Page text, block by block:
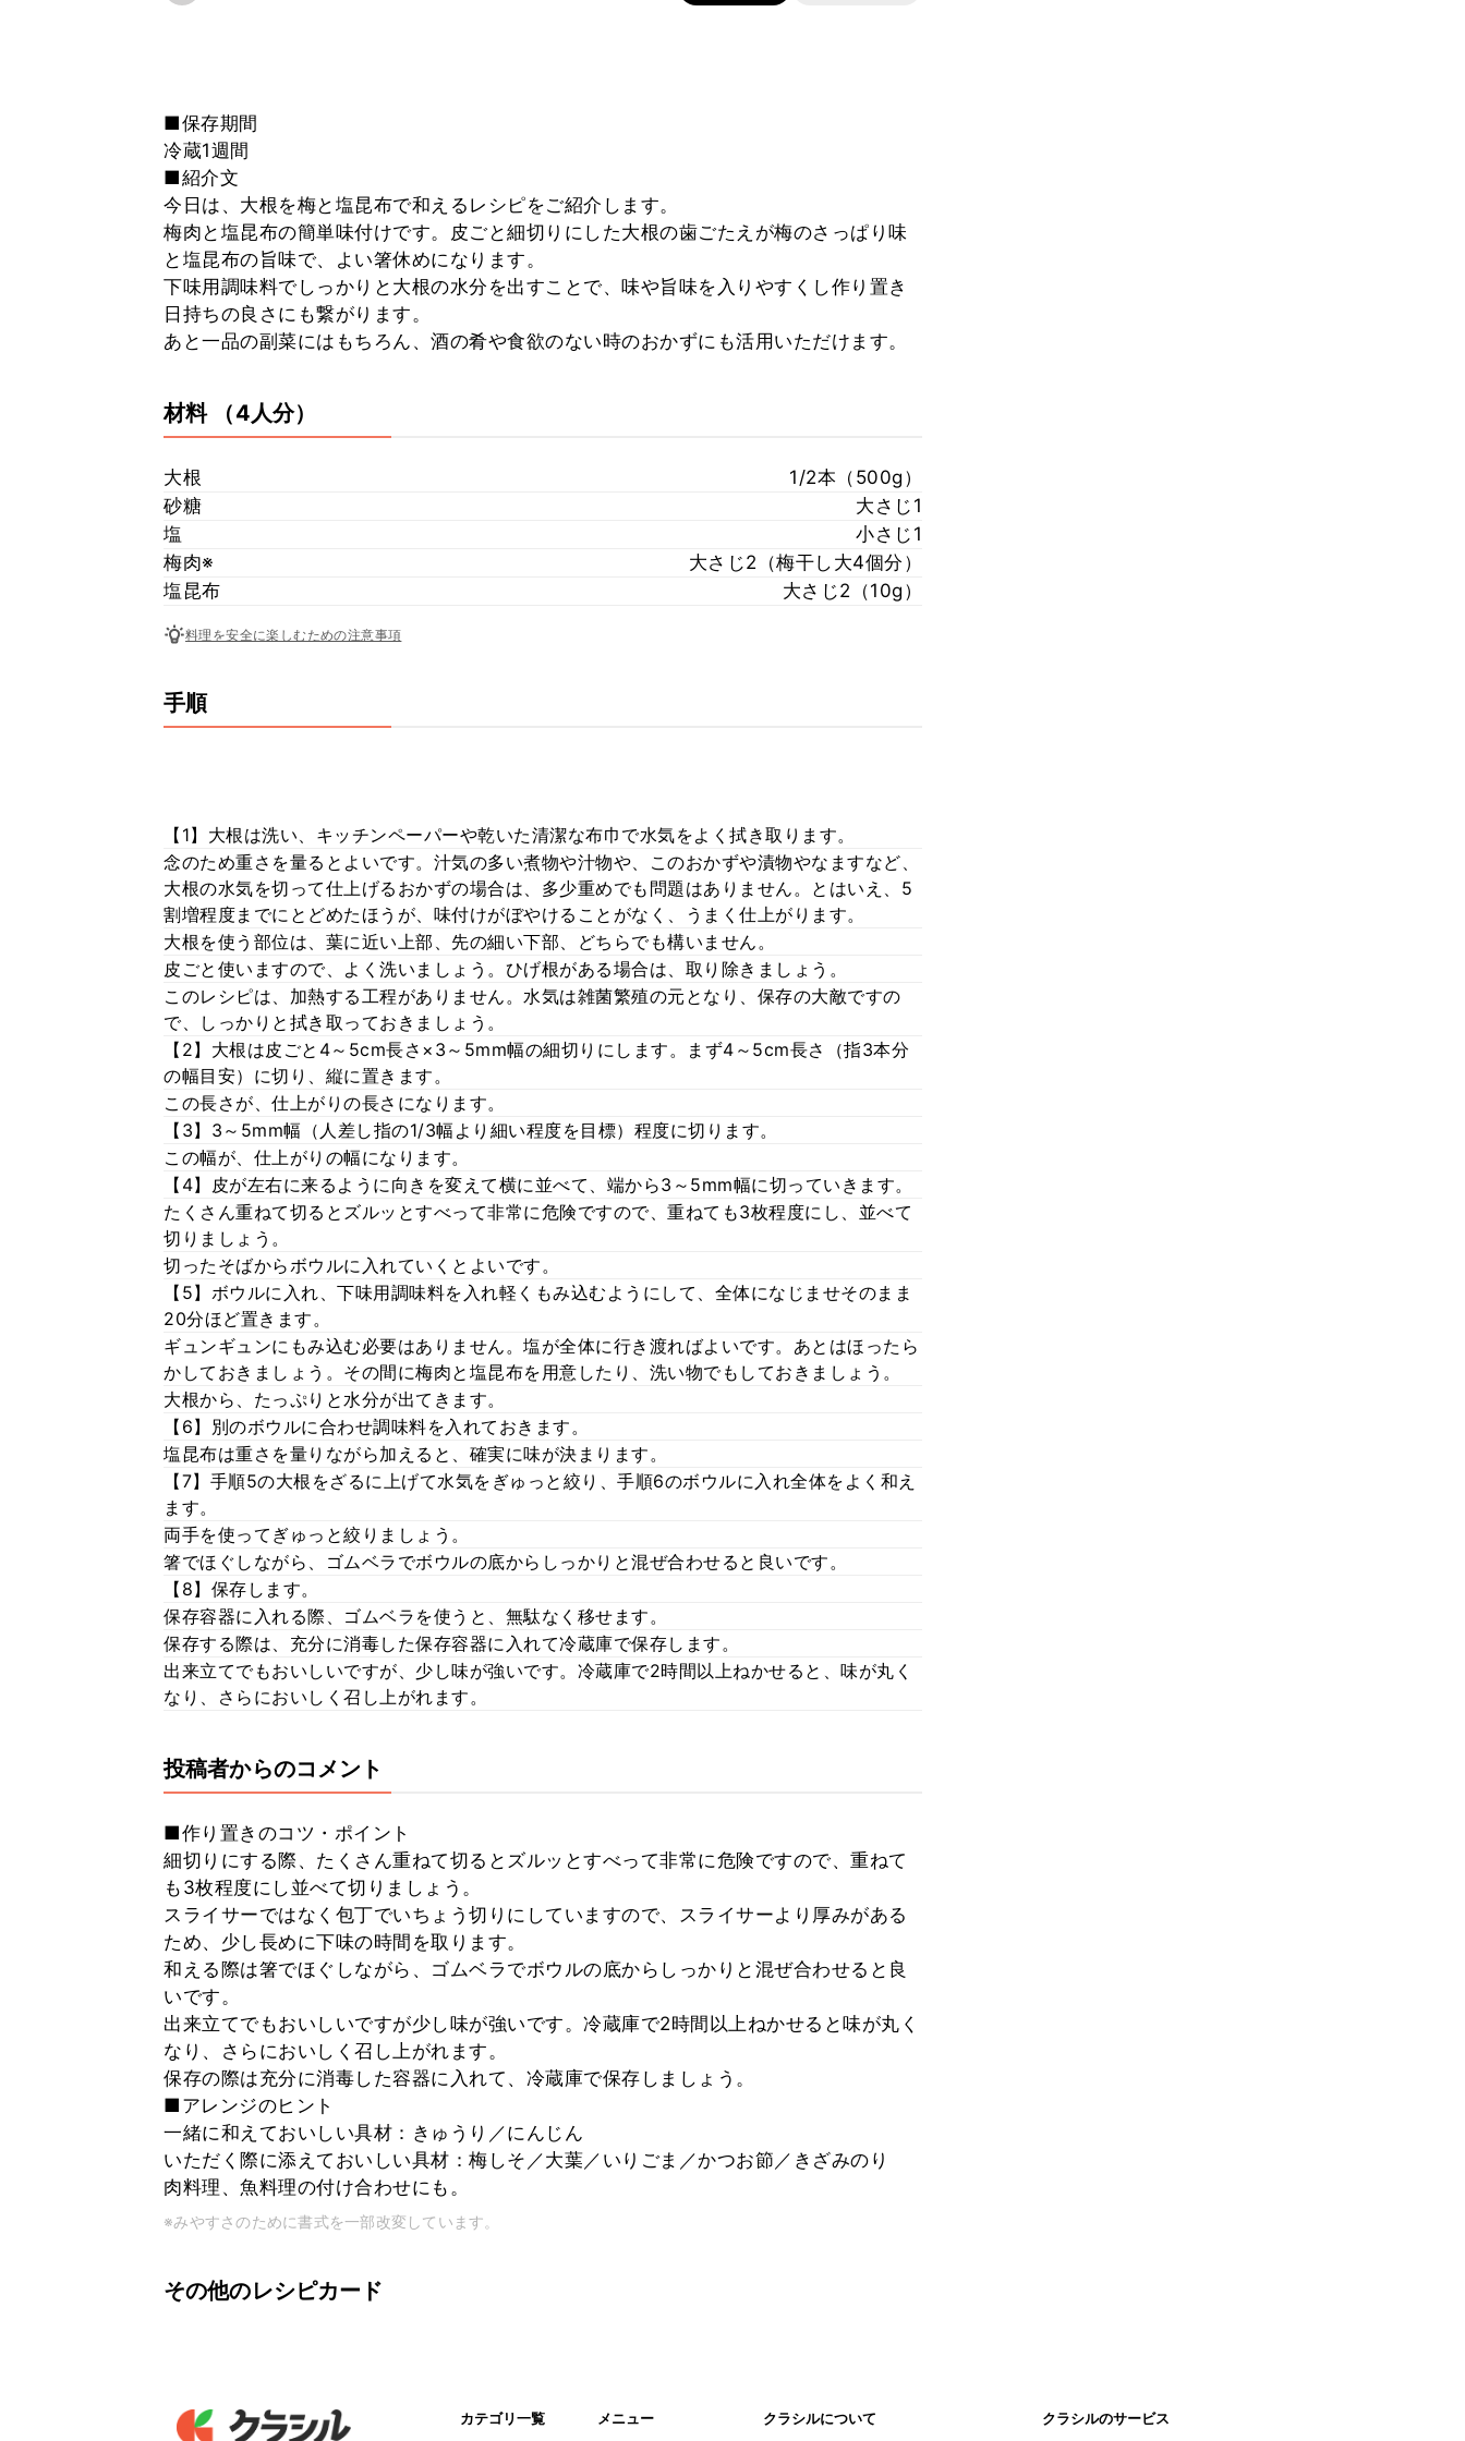
■保存期間
冷蔵1週間
■紹介文
今日は、大根を梅と塩昆布で和えるレシピをご紹介します。
梅肉と塩昆布の簡単味付けです。皮ごと細切りにした大根の歯ごたえが梅のさっぱり味
と塩昆布の旨味で、よい箸休めになります。
下味用調味料でしっかりと大根の水分を出すことで、味や旨味を入りやすくし作り置き
日持ちの良さにも繋がります。
あと一品の副菜にはもちろん、酒の肴や食欲のない時のおかずにも活用いただけます。
材料 （4人分）
大根
1/2本（500g）
砂糖
大さじ1
塩
小さじ1
梅肉※
大さじ2（梅干し大4個分）
塩昆布
大さじ2（10g）
料理を安全に楽しむための注意事項
手順
【1】大根は洗い、キッチンペーパーや乾いた清潔な布巾で水気をよく拭き取ります。
念のため重さを量るとよいです。汁気の多い煮物や汁物や、このおかずや漬物やなますなど、
大根の水気を切って仕上げるおかずの場合は、多少重めでも問題はありません。とはいえ、5
割増程度までにとどめたほうが、味付けがぼやけることがなく、うまく仕上がります。
大根を使う部位は、葉に近い上部、先の細い下部、どちらでも構いません。
皮ごと使いますので、よく洗いましょう。ひげ根がある場合は、取り除きましょう。
このレシピは、加熱する工程がありません。水気は雑菌繁殖の元となり、保存の大敵ですの
で、しっかりと拭き取っておきましょう。
【2】大根は皮ごと4～5cm長さ×3～5mm幅の細切りにします。まず4～5cm長さ（指3本分
の幅目安）に切り、縦に置きます。
この長さが、仕上がりの長さになります。
【3】3～5mm幅（人差し指の1/3幅より細い程度を目標）程度に切ります。
この幅が、仕上がりの幅になります。
【4】皮が左右に来るように向きを変えて横に並べて、端から3～5mm幅に切っていきます。
たくさん重ねて切るとズルッとすべって非常に危険ですので、重ねても3枚程度にし、並べて
切りましょう。
切ったそばからボウルに入れていくとよいです。
【5】ボウルに入れ、下味用調味料を入れ軽くもみ込むようにして、全体になじませそのまま
20分ほど置きます。
ギュンギュンにもみ込む必要はありません。塩が全体に行き渡ればよいです。あとはほったら
かしておきましょう。その間に梅肉と塩昆布を用意したり、洗い物でもしておきましょう。
大根から、たっぷりと水分が出てきます。
【6】別のボウルに合わせ調味料を入れておきます。
塩昆布は重さを量りながら加えると、確実に味が決まります。
【7】手順5の大根をざるに上げて水気をぎゅっと絞り、手順6のボウルに入れ全体をよく和え
ます。
両手を使ってぎゅっと絞りましょう。
箸でほぐしながら、ゴムベラでボウルの底からしっかりと混ぜ合わせると良いです。
【8】保存します。
保存容器に入れる際、ゴムベラを使うと、無駄なく移せます。
保存する際は、充分に消毒した保存容器に入れて冷蔵庫で保存します。
出来立てでもおいしいですが、少し味が強いです。冷蔵庫で2時間以上ねかせると、味が丸く
なり、さらにおいしく召し上がれます。
投稿者からのコメント
■作り置きのコツ・ポイント
細切りにする際、たくさん重ねて切るとズルッとすべって非常に危険ですので、重ねて
も3枚程度にし並べて切りましょう。
スライサーではなく包丁でいちょう切りにしていますので、スライサーより厚みがある
ため、少し長めに下味の時間を取ります。
和える際は箸でほぐしながら、ゴムベラでボウルの底からしっかりと混ぜ合わせると良
いです。
出来立てでもおいしいですが少し味が強いです。冷蔵庫で2時間以上ねかせると味が丸く
なり、さらにおいしく召し上がれます。
保存の際は充分に消毒した容器に入れて、冷蔵庫で保存しましょう。
■アレンジのヒント
一緒に和えておいしい具材：きゅうり／にんじん
いただく際に添えておいしい具材：梅しそ／大葉／いりごま／かつお節／きざみのり
肉料理、魚料理の付け合わせにも。
※みやすさのために書式を一部改変しています。
その他のレシピカード
カテゴリ一覧 メニュー クラシルについて クラシルのサービス